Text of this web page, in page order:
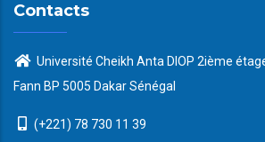
Contacts
Université Cheikh Anta DIOP 2ième
Fann BP 5005 Dakar Sénégal
(+221) 78 730 11 39